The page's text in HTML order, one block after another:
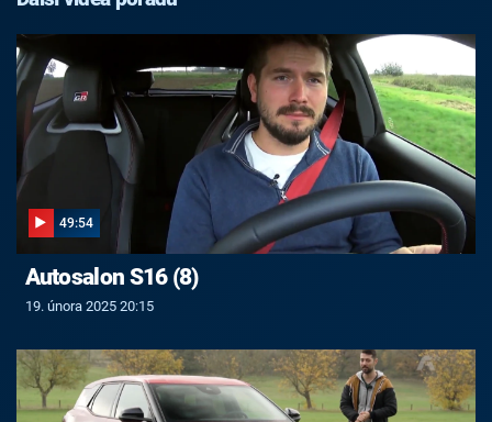
49:54
Autosalon S16 (8)
19. února 2025 20:15